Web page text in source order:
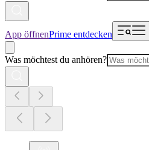
App öffnenPrime entdecken
Was möchtest du anhören?